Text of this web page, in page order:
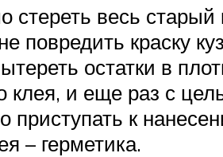
стереть весь
повредить краску
остатки в
клея, и еще раз с
к
– герметика.